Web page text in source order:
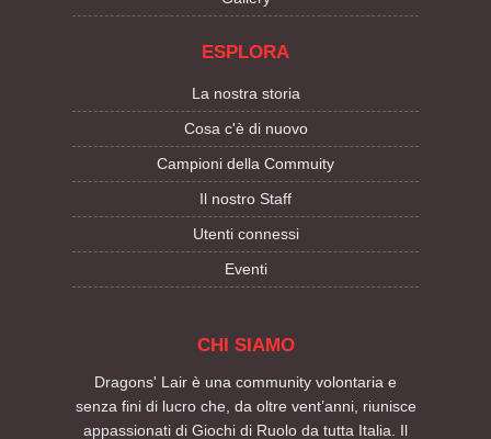
ESPLORA
La nostra storia
Cosa c'è di nuovo
Campioni della Commuity
Il nostro Staff
Utenti connessi
Eventi
CHI SIAMO
Dragons' Lair è una community volontaria e
senza fini di lucro che, da oltre vent’anni, riunisce
appassionati di Giochi di Ruolo da tutta Italia. Il